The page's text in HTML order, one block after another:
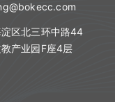
区北三环中路44
产业园F座4层